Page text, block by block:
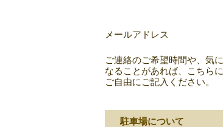
メールアドレス
ご連絡のご希望時間や、気に
なることがあれば、こちらに
ご自由にご記入ください。
駐車場について